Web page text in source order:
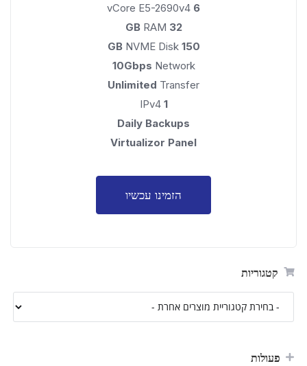
קטגוריות
פעולות
6
32 GB
RAM
150 GB
NVME Disk
10Gbps Network
Unlimited Transfer
1
IPv4
Daily Backups
Virtualizor Panel
הזמינו עכשיו